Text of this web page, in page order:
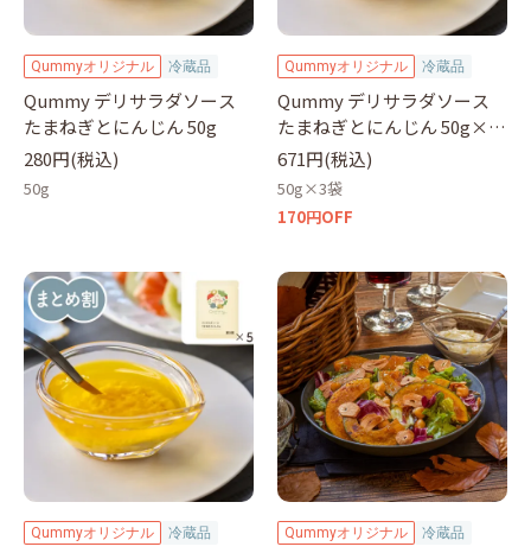
Qummyオリジナル 冷蔵品
Qummy デリサラダソース
たまねぎとにんじん 50g
280円(税込)
50g
Qummyオリジナル 冷蔵品
Qummy デリサラダソース
たまねぎとにんじん 50g×3
袋
671円(税込)
50g×3袋
170円OFF
Qummyオリジナル 冷蔵品 Qummyオリジナル 冷蔵品